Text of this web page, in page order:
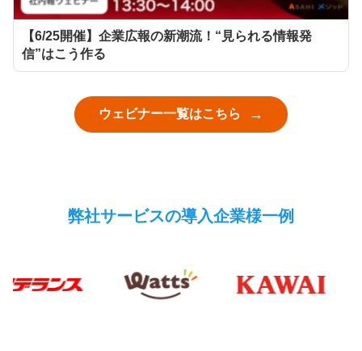
【6/25開催】企業広報の新潮流！“見られる情報発
信”はこう作る
ウェビナー一覧はこちら
弊社サービスの導入企業様一例